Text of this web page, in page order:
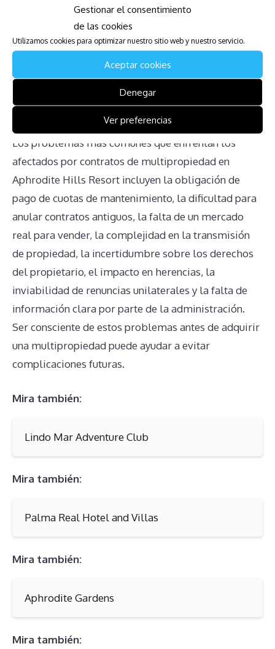
Gestionar el consentimiento
de las cookies
Utilizamos cookies para optimizar nuestro sitio web y nuestro servicio.
Aceptar cookies
Denegar
Ver preferencias
incompleta a los multipropietarios sobre sus
opciones para desvincularse. Es crucial buscar
asesoramiento independiente y preciso cuando se
enfrentan a estas cuestiones.
Conclusión
Los problemas más comunes que enfrentan los
afectados por contratos de multipropiedad en
Aphrodite Hills Resort incluyen la obligación de
pago de cuotas de mantenimiento, la dificultad para
anular contratos antiguos, la falta de un mercado
real para vender, la complejidad en la transmisión
de propiedad, la incertidumbre sobre los derechos
del propietario, el impacto en herencias, la
inviabilidad de renuncias unilaterales y la falta de
información clara por parte de la administración.
Ser consciente de estos problemas antes de adquirir
una multipropiedad puede ayudar a evitar
complicaciones futuras.
Mira también:
Lindo Mar Adventure Club
Mira también:
Palma Real Hotel and Villas
Mira también:
Aphrodite Gardens
Mira también: